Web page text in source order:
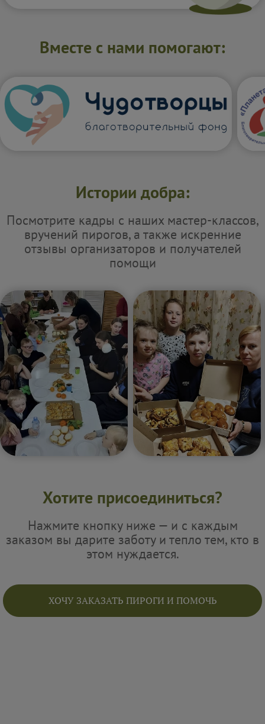
Вместе с нами помогают:
Истории добра:
Посмотрите кадры с наших мастер-классов,
вручений пирогов, а также искренние
отзывы организаторов и получателей
помощи
Хотите присоединиться?
Нажмите кнопку ниже — и с каждым
заказом вы дарите заботу и тепло тем, кто в
этом нуждается.
ХОЧУ ЗАКАЗАТЬ ПИРОГИ И ПОМОЧЬ